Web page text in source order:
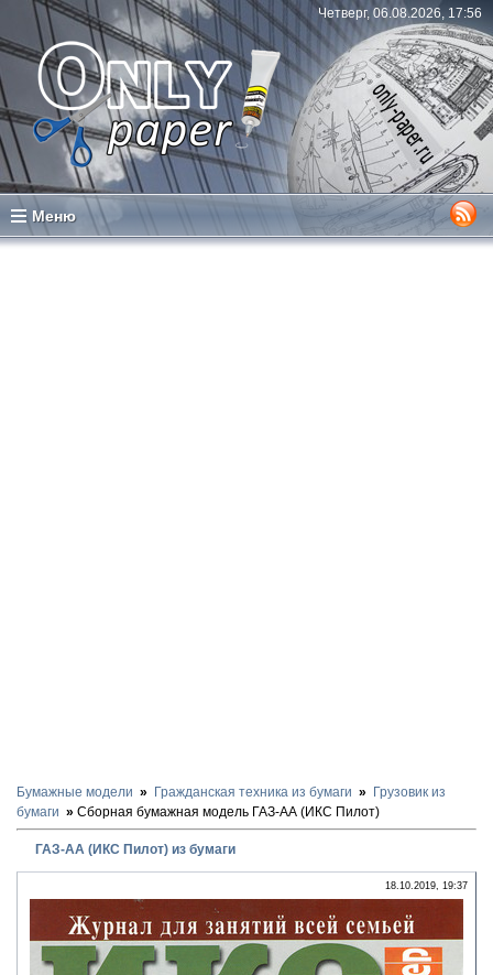
Четверг, 06.08.2026, 17:56
Меню
Бумажные модели Гражданская техника из бумаги
Грузовик из
бумаги
Сборная бумажная модель ГАЗ-АА (ИКС Пилот)
ГАЗ-АА (ИКС Пилот) из бумаги
18.10.2019, 19:37